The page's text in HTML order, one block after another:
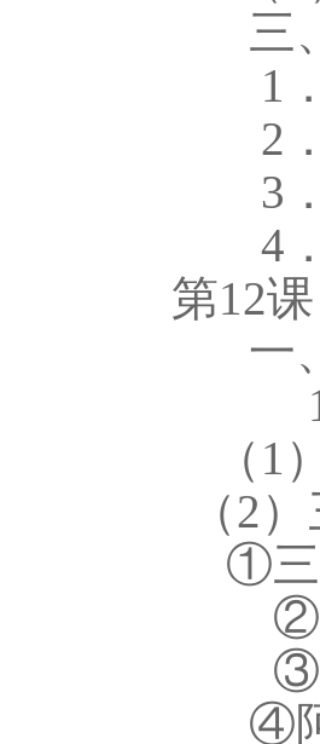
三
1
2
3
4
第12
一
（1
（2
①三
②
③
④